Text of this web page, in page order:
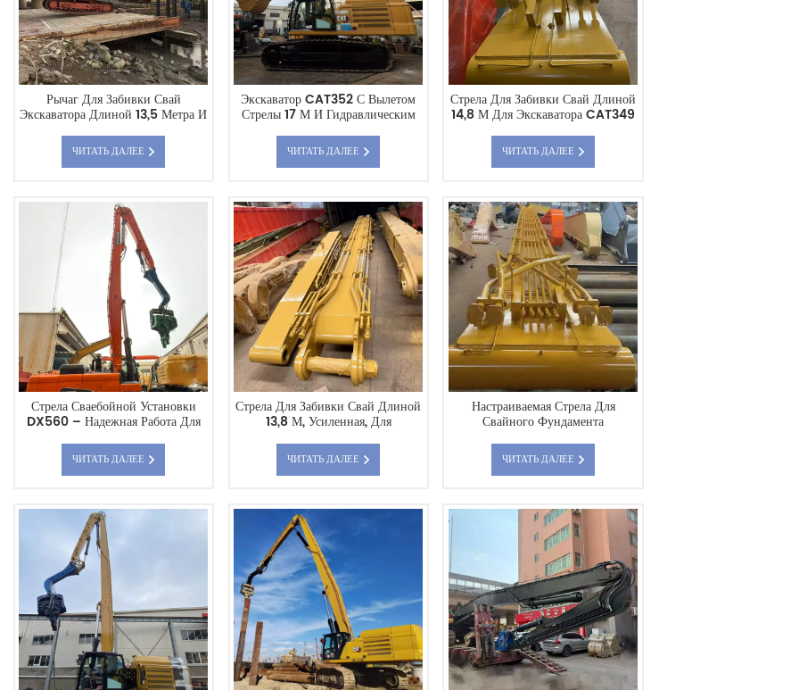
Рычаг Для Забивки Свай
Экскаватора Длиной 13,5 Метра И
Имеет Глубину Забивки Свай Для
Cat350
ЧИТАТЬ ДАЛЕЕ
Экскаватор CAT352 С Вылетом
Стрелы 17 М И Гидравлическим
ЧИТАТЬ ДАЛЕЕ
Стрела Для Забивки Свай Длиной
14,8 М Для Экскаватора CAT349
ЧИТАТЬ ДАЛЕЕ
Стрела Сваебойной Установки
DX560 – Надежная Работа Для
Прямые Поставки С Завода.
Возможность Индивидуальной
Настройки.
ЧИТАТЬ ДАЛЕЕ
Стрела Для Забивки Свай Длиной
13,8 М, Усиленная, Для
Поставка С Завода, Возможность
Индивидуальной Настройки.
ЧИТАТЬ ДАЛЕЕ
Настраиваемая Стрела Для
Свайного Фундамента
Тяжелых Работ, Прямые Поставки
С Завода.
ЧИТАТЬ ДАЛЕЕ